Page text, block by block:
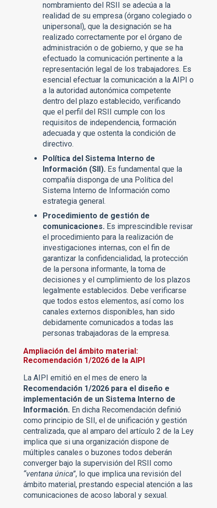
nombramiento del RSII se adecúa a la
realidad de su empresa (órgano colegiado o
unipersonal), que la designación se ha
realizado correctamente por el órgano de
administración o de gobierno, y que se ha
efectuado la comunicación pertinente a la
representación legal de los trabajadores. Es
esencial efectuar la comunicación a la AIPI o
a la autoridad autonómica competente
dentro del plazo establecido, verificando
que el perfil del RSII cumple con los
requisitos de independencia, formación
adecuada y que ostenta la condición de
directivo.
Política del Sistema Interno de
Información (SII). Es fundamental que la
compañía disponga de una Política del
Sistema Interno de Información como
estrategia general.
Procedimiento de gestión de
comunicaciones. Es imprescindible revisar
el procedimiento para la realización de
investigaciones internas, con el fin de
garantizar la confidencialidad, la protección
de la persona informante, la toma de
decisiones y el cumplimiento de los plazos
legalmente establecidos. Debe verificarse
que todos estos elementos, así como los
canales externos disponibles, han sido
debidamente comunicados a todas las
personas trabajadoras de la empresa.
Ampliación del ámbito material:
Recomendación 1/2026 de la AIPI
La AIPI emitió en el mes de enero la
Recomendación 1/2026 para el diseño e
implementación de un Sistema Interno de
Información. En dicha Recomendación definió
como principio de SII, el de unificación y gestión
centralizada, que al amparo del artículo 2 de la Ley
implica que si una organización dispone de
múltiples canales o buzones todos deberán
converger bajo la supervisión del RSII como
“ventana única”, lo que implica una revisión del
ámbito material, prestando especial atención a las
comunicaciones de acoso laboral y sexual.